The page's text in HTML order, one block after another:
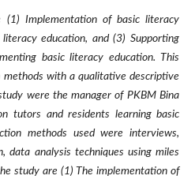
(1) Implementation of basic literacy
education, and (3) Supporting
basic literacy education. This
with a qualitative descriptive
were the manager of PKBM Bina
tutors and residents learning basic
methods used were interviews,
data analysis techniques using miles
study are (1) The implementation of